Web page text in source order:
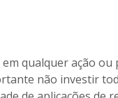
qualquer ação
não investir